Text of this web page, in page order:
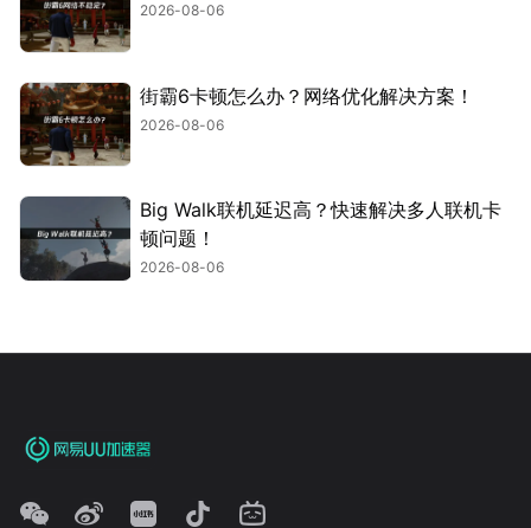
2026-08-06
街霸6卡顿怎么办？网络优化解决方案！
2026-08-06
Big Walk联机延迟高？快速解决多人联机卡
顿问题！
2026-08-06